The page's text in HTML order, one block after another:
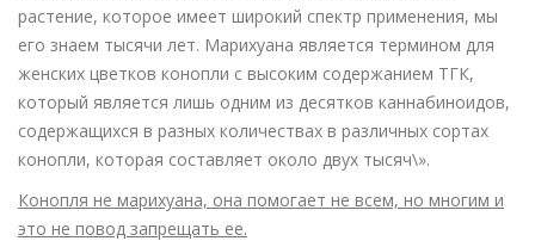
растение, которое имеет широкий спектр применения, мы
его знаем тысячи лет. Марихуана является термином для
женских цветков конопли с высоким содержанием ТГК,
который является лишь одним из десятков каннабиноидов,
содержащихся в разных количествах в различных сортах
конопли, которая составляет около двух тысяч\».
Конопля не марихуана, она помогает не всем, но многим и
это не повод запрещать ее.